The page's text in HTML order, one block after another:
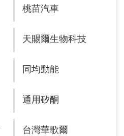
桃苗汽車
天賜爾生物科技
同均動能
通用矽酮
台灣華歌爾